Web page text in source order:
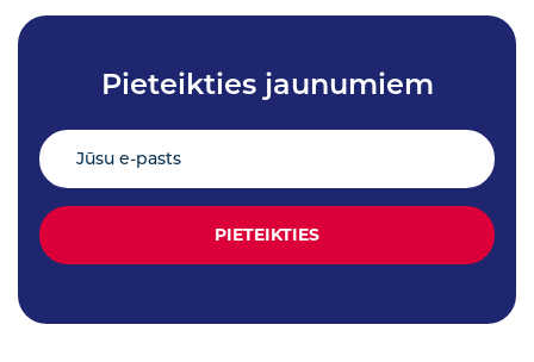
Pieteikties jaunumiem